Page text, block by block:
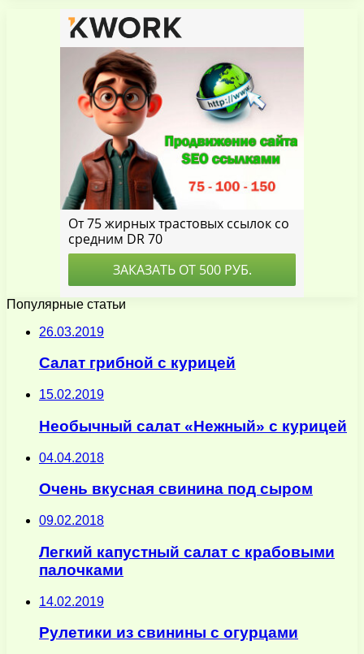
Популярные статьи
26.03.2019
Салат грибной с курицей
15.02.2019
Необычный салат «Нежный» с курицей
04.04.2018
Очень вкусная свинина под сыром
09.02.2018
Легкий капустный салат с крабовыми
палочками
14.02.2019
Рулетики из свинины с огурцами